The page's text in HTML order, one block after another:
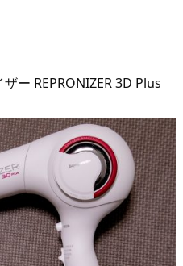
ー REPRONIZER 3D Plus